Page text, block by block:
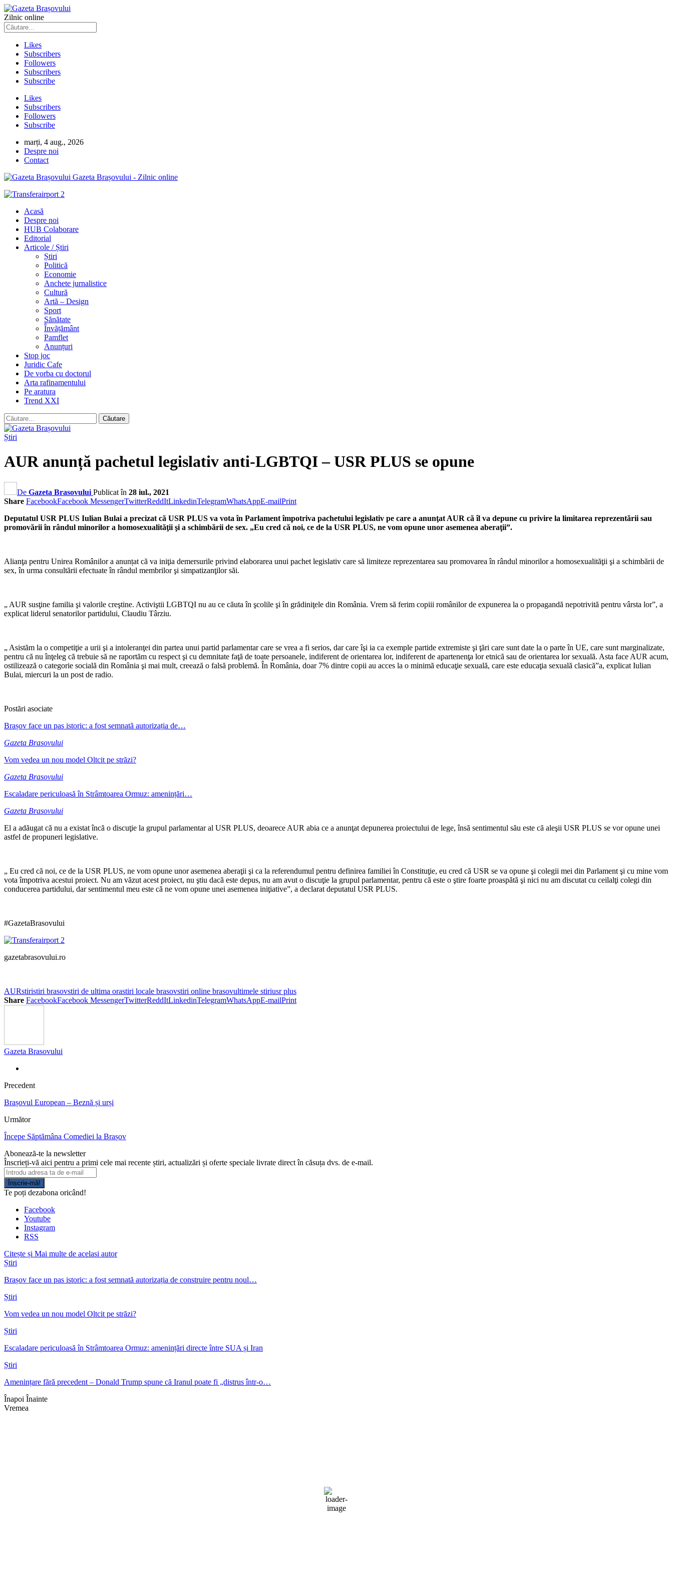
Zilnic online
Likes
Subscribers
Followers
Subscribers
Subscribe
Likes
Subscribers
Followers
Subscribe
marți, 4 aug., 2026
Despre noi
Contact
Gazeta Brașovului - Zilnic online
Acasă
Despre noi
HUB Colaborare
Editorial
Articole / Știri
Știri
Politică
Economie
Anchete jurnalistice
Cultură
Artă – Design
Sport
Sănătate
Învățământ
Pamflet
Anunțuri
Stop joc
Juridic Cafe
De vorba cu doctorul
Arta rafinamentului
Pe aratura
Trend XXI
Știri
AUR anunță pachetul legislativ anti-LGBTQI – USR PLUS se opune
De Gazeta Brasovului Publicat în 28 iul., 2021
Share FacebookFacebook MessengerTwitterReddItLinkedinTelegramWhatsAppE-mailPrint
Deputatul USR PLUS Iulian Bulai a precizat că USR PLUS va vota în Parlament împotriva pachetului legislativ pe care a anunţat AUR că îl va depune cu privire la limitarea reprezentării sau
promovării în rândul minorilor a homosexualităţii şi a schimbării de sex. „Eu cred că noi, ce de la USR PLUS, ne vom opune unor asemenea aberaţii”.
Alianţa pentru Unirea Românilor a anunțat că va iniţia demersurile privind elaborarea unui pachet legislativ care să limiteze reprezentarea sau promovarea în rândul minorilor a homosexualităţii şi a schimbării de
sex, în urma consultării efectuate în rândul membrilor şi simpatizanţilor săi.
„ AUR susţine familia şi valorile creştine. Activiştii LGBTQI nu au ce căuta în şcolile şi în grădiniţele din România. Vrem să ferim copiii românilor de expunerea la o propagandă nepotrivită pentru vârsta lor”, a
explicat liderul senatorilor partidului, Claudiu Târziu.
„ Asistăm la o competiţie a urii şi a intoleranţei din partea unui partid parlamentar care se vrea a fi serios, dar care îşi ia ca exemple partide extremiste şi ţări care sunt date la o parte în UE, care sunt marginalizate,
pentru că nu înţeleg că trebuie să ne raportăm cu respect şi cu demnitate faţă de toate persoanele, indiferent de orientarea lor, indiferent de apartenenţa lor etnică sau de orientarea lor sexuală. Asta face AUR acum,
ostilizează o categorie socială din România şi mai mult, creează o falsă problemă. În România, doar 7% dintre copii au acces la o minimă educaţie sexuală, care este educaţia sexuală clasică”a, explicat Iulian
Bulai, miercuri la un post de radio.
Postări asociate
Brașov face un pas istoric: a fost semnată autorizația de…
Gazeta Brasovului
Vom vedea un nou model Oltcit pe străzi?
Gazeta Brasovului
Escaladare periculoasă în Strâmtoarea Ormuz: amenințări…
Gazeta Brasovului
El a adăugat că nu a existat încă o discuţie la grupul parlamentar al USR PLUS, deoarece AUR abia ce a anunţat depunerea proiectului de lege, însă sentimentul său este că aleşii USR PLUS se vor opune unei
astfel de propuneri legislative.
„ Eu cred că noi, ce de la USR PLUS, ne vom opune unor asemenea aberaţii şi ca la referendumul pentru definirea familiei în Constituţie, eu cred că USR se va opune şi colegii mei din Parlament şi cu mine vom
vota împotriva acestui proiect. Nu am văzut acest proiect, nu ştiu dacă este depus, nu am avut o discuţie la grupul parlamentar, pentru că este o ştire foarte proaspătă şi nici nu am discutat cu ceilalţi colegi din
conducerea partidului, dar sentimentul meu este că ne vom opune unei asemenea iniţiative”, a declarat deputatul USR PLUS.
#GazetaBrasovului
gazetabrasovului.ro
AURstiristiri brasovstiri de ultima orastiri locale brasovstiri online brasovultimele stiriusr plus
Share FacebookFacebook MessengerTwitterReddItLinkedinTelegramWhatsAppE-mailPrint
Gazeta Brasovului
Precedent
Brașovul European – Beznă și urși
Următor
Începe Săptămâna Comediei la Brașov
Abonează-te la newsletter
Înscrieți-vă aici pentru a primi cele mai recente știri, actualizări și oferte speciale livrate direct în căsuța dvs. de e-mail.
Înscrie-mă!
Te poți dezabona oricând!
Facebook
Youtube
Instagram
RSS
Citește și Mai multe de acelasi autor
Știri
Brașov face un pas istoric: a fost semnată autorizația de construire pentru noul…
Știri
Vom vedea un nou model Oltcit pe străzi?
Știri
Escaladare periculoasă în Strâmtoarea Ormuz: amenințări directe între SUA și Iran
Știri
Amenințare fără precedent – Donald Trump spune că Iranul poate fi „distrus într-o…
Înapoi Înainte
Vremea